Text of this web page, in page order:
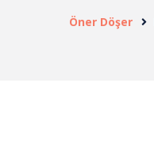
Öner Döşer